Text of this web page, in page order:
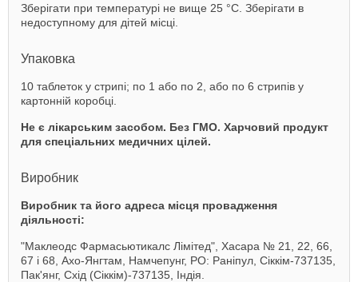
Зберігати при температурі не вище 25 °C. Зберігати в
недоступному для дітей місці.
Упаковка
10 таблеток у стрипі; по 1 або по 2, або по 6 стрипів у
картонній коробці.
Не є лікарським засобом. Без ГМО. Харчовий продукт
для спеціальних медичних цілей.
Виробник
Виробник та його адреса місця провадження
діяльності:
"Маклеодс Фармасьютикалс Лімітед", Хасара № 21, 22, 66,
67 і 68, Ахо-Янгтам, Намчепунг, PO: Раніпул, Сіккім-737135,
Пак'янг, Cхід (Сіккім)-737135, Індія.